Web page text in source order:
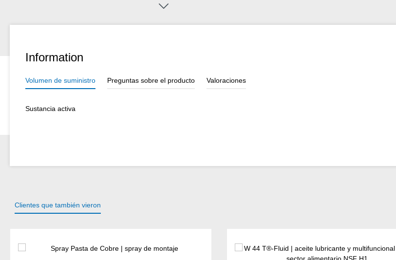
Information
Volumen de suministro Preguntas sobre el producto Valoraciones
Sustancia activa
Clientes que también vieron